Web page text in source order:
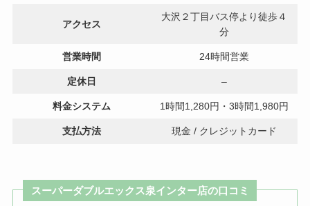
アクセス
大沢２丁目バス停より徒歩４
分
営業時間 24時間営業
定休日 –
料金システム 1時間1,280円・3時間1,980円
支払方法 現金 / クレジットカード
スーパーダブルエックス泉インター店の口コミ